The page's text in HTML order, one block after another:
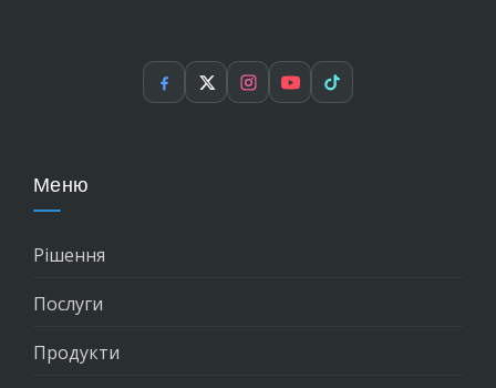
Facebook
X Instagram
YouTubeTikTok
Меню
Рішення
Послуги
Продукти